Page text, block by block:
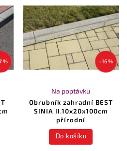
% –16 %
Obrubník zahradní BEST
SINIA II.10x20x100cm
přírodní
Na poptávku
Do košíku